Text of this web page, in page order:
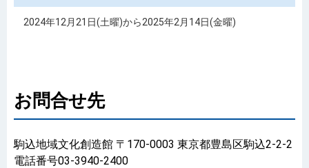
2024年12月21日(土曜)から2025年2月14日(金曜)
お問合せ先
駒込地域文化創造館 〒170-0003 東京都豊島区駒込2-2-2
電話番号03-3940-2400